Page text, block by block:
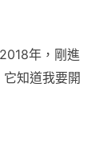
年，剛進
知道我要開